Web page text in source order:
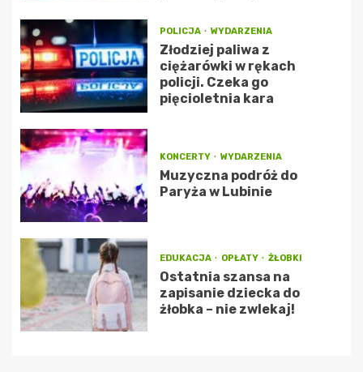
POLICJA WYDARZENIA
Złodziej paliwa z
ciężarówki w rękach
policji. Czeka go
pięcioletnia kara
KONCERTY WYDARZENIA
Muzyczna podróż do
Paryża w Lubinie
EDUKACJA OPŁATY ŻŁOBKI
Ostatnia szansa na
zapisanie dziecka do
żłobka – nie zwlekaj!